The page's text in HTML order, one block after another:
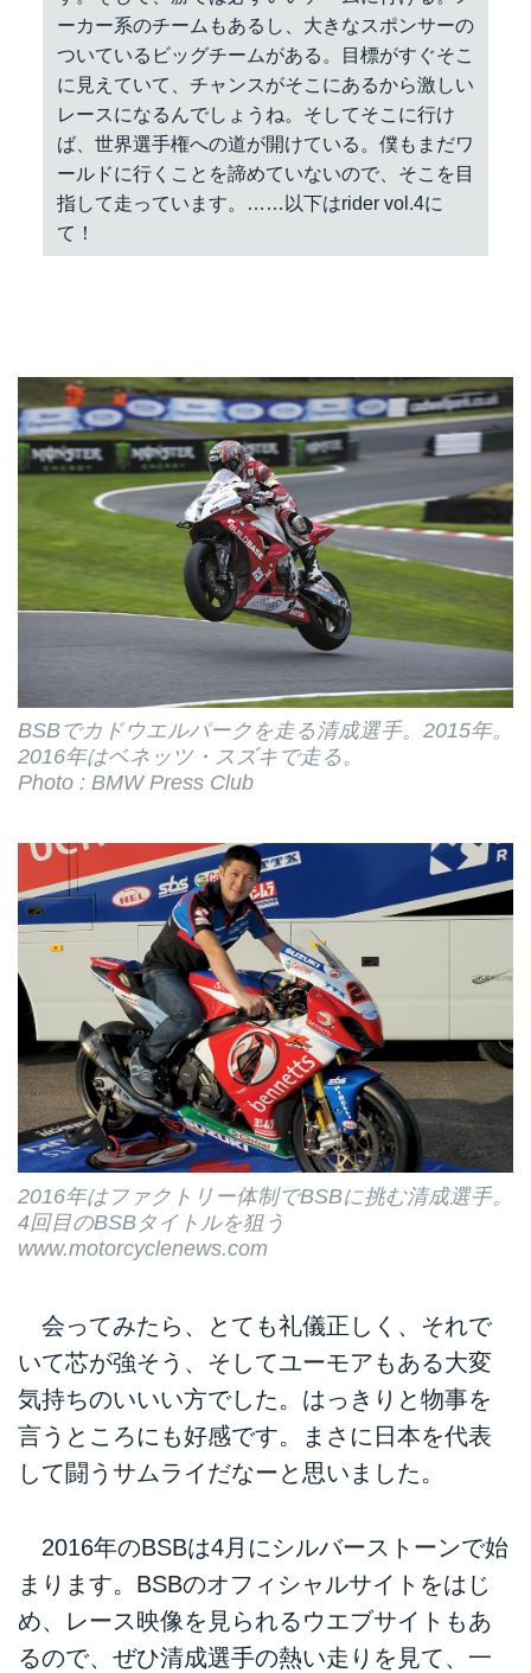
ーカー系のチームもあるし、大きなスポンサーの
ついているビッグチームがある。目標がすぐそこ
に見えていて、チャンスがそこにあるから激しい
レースになるんでしょうね。そしてそこに行け
ば、世界選手権への道が開けている。僕もまだワ
ールドに行くことを諦めていないので、そこを目
指して走っています。……以下はrider vol.4に
て！
BSBでカドウエルパークを走る清成選手。2015年。
2016年はベネッツ・スズキで走る。
Photo : BMW Press Club
2016年はファクトリー体制でBSBに挑む清成選手。
4回目のBSBタイトルを狙う
www.motorcyclenews.com
会ってみたら、とても礼儀正しく、それで
いて芯が強そう、そしてユーモアもある大変
気持ちのいいい方でした。はっきりと物事を
言うところにも好感です。まさに日本を代表
して闘うサムライだなーと思いました。
2016年のBSBは4月にシルバーストーンで始
まります。BSBのオフィシャルサイトをはじ
め、レース映像を見られるウエブサイトもあ
るので、ぜひ清成選手の熱い走りを見て、一